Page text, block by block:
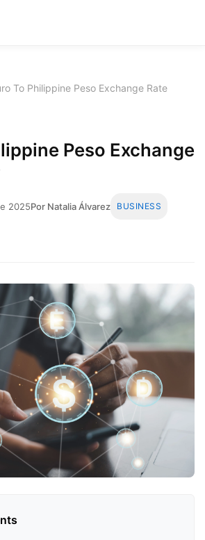
To Philippine Peso Exchange Rate
Peso Exchange
2025Por Natalia Álvarez BUSINESS